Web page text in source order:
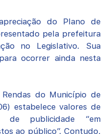
do Plano de
pela prefeitura
no Legislativo. Sua
ocorrer ainda nesta
do Município de
estabelece valores de
de publicidade “em
ao público”. Contudo,